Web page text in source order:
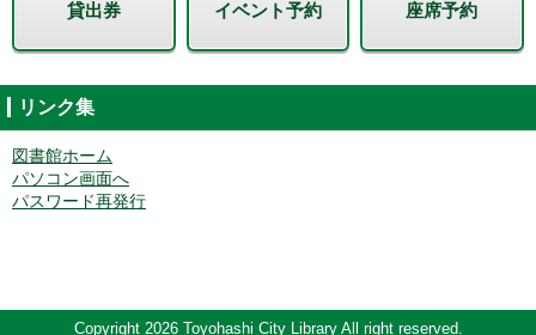
貸出券 イベント予約 座席予約
リンク集
図書館ホーム
パソコン画面へ
パスワード再発行
Copyright 2026 Toyohashi City Library All right reserved.